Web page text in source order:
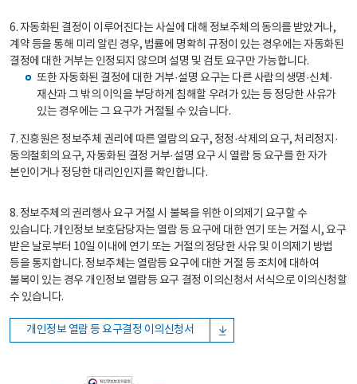
6. 자동화된 결정이 이루어진다는 사실에 대해 정보주체의 동의를 받았거나,
계약 등을 통해 미리 알린 경우, 법률에 명확히 규정이 있는 경우에는 자동화된
결정에 대한 거부는 인정되지 않으며 설명 및 검토 요구만 가능합니다.
또한 자동화된 결정에 대한 거부·설명 요구는 다른 사람의 생명·신체·
재산과 그 밖의 이익을 부당하게 침해할 우려가 있는 등 정당한 사유가
있는 경우에는 그 요구가 거절될 수 있습니다.
7. 진흥원은 정보주체 권리에 따른 열람의 요구, 정정·삭제의 요구, 처리정지·
동의철회의 요구, 자동화된 결정 거부·설명 요구 시 열람 등 요구를 한 자가
본인이거나 정당한 대리인인지를 확인합니다.
8. 정보주체의 권리행사 요구 거절 시 불복을 위한 이의제기 요구할 수
있습니다. 개인정보 보호담당자는 열람 등 요구에 대한 연기 또는 거절 시, 요구
받은 날로부터 10일 이내에 연기 또는 거절의 정당한 사유 및 이의제기 방법
등을 통지합니다. 정보주체는 열람등 요구에 대한 거절 등 조치에 대하여
불복이 있는 경우 개인정보 열람등 요구 결정 이의신청서 서식으로 이의신청할
수 있습니다.
개인정보 열람 등 요구결정 이의신청서